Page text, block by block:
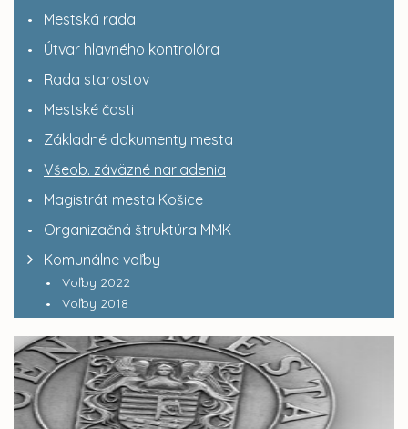
Mestská rada
Útvar hlavného kontrolóra
Rada starostov
Mestské časti
Základné dokumenty mesta
Všeob. záväzné nariadenia
Magistrát mesta Košice
Organizačná štruktúra MMK
Komunálne voľby
Voľby 2022
Voľby 2018